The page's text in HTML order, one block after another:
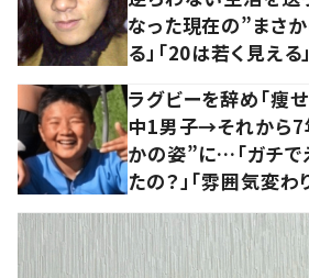
なった現在の”まさ
る」「20は若く見える」
ラグビーを辞め「痩
中1男子→それから7
かの姿”に…「ガチで
たの？」「雰囲気変わ